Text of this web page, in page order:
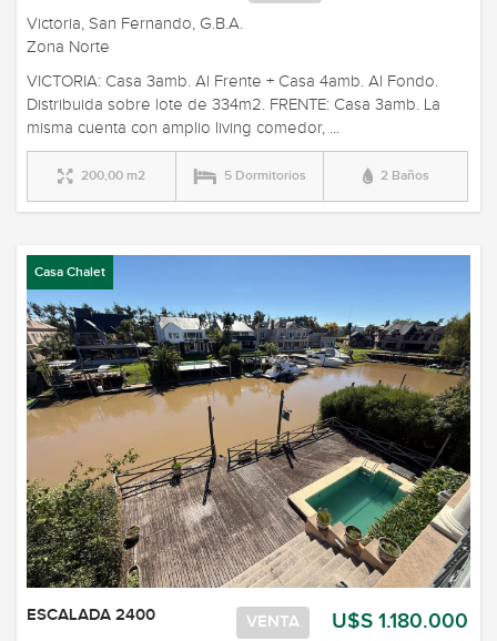
Victoria, San Fernando, G.B.A.
Zona Norte
VICTORIA: Casa 3amb. Al Frente + Casa 4amb. Al Fondo.
Distribuida sobre lote de 334m2. FRENTE: Casa 3amb. La
misma cuenta con amplio living comedor, ...
200,00 m2 5 Dormitorios 2 Baños
Casa Chalet
U$S 1.180.000
VENTA
ESCALADA 2400